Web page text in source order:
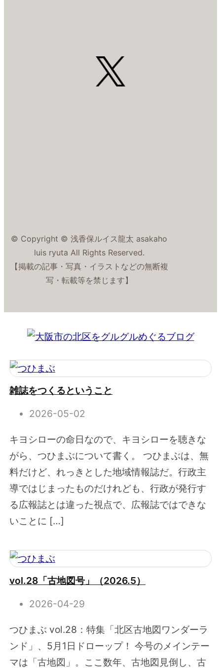
© Copyright © 浅香保ルイス龍太 asakaho
luis ryuta All Rights Reserved.
【掲載の記事・写真・イラストなどの無断複
写・転載等を禁じます】
雑誌をつくるということ
2026-05-02
キヨシローの命日なので、キヨシローを聴きな
がら、つひまぶについて書く。 つひまぶは、無
料だけど、れっきとした地域情報誌だ。行政主
導ではじまったものだけれども、行政が発行す
る広報誌とは違った視点で、広報誌ではできな
いことに […]
vol.28「古地図号」（2026.5）
2026-04-29
つひまぶ vol.28：特集「北区古地図ワンダーラ
ンド」、5月1日ドローップ！ 今号のメインテー
マは「古地図」。ここ数年、古地図見倒し、古